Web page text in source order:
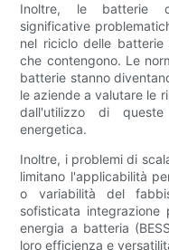
Inoltre, le batterie
significative
nel riciclo delle
che contengono. Le
batterie stanno
le aziende a valutare le
dall'utilizzo di
energetica.
Inoltre, i problemi di
limitano l'applicabilità
o variabilità del
sofisticata integrazione
energia a batteria
loro efficienza e